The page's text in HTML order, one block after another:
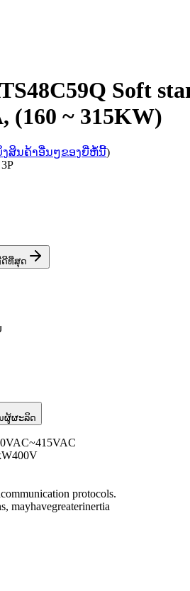
Soft
(160 ~ 315KW)
ງສິນຄ້າອື່ນໆຂອງຍີ່ຫໍ້ນີ້)
ດີທີ່ສຸດ
ຜູ້ຜະລິດ
~415VAC
400V
communication protocols.
, mayhavegreaterinertia